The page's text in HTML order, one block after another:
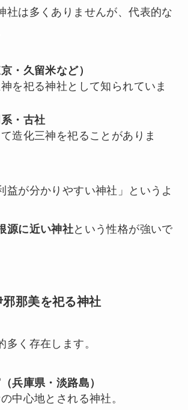
社は多くありませんが、代表的な
・久留米など）
を祀る神社として知られていま
・古社
造化三神を祀ることがありま
益が分かりやすい神社」というよ
源に近い神社という性格が強いで
那美を祀る神社
多く存在します。
兵庫県・淡路島）
中心地とされる神社。